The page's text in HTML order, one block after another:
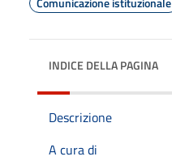
INDICE DELLA PAGINA
Descrizione
A cura di